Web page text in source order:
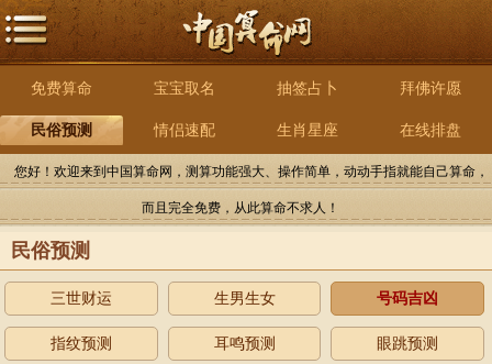
免费算命 宝宝取名 抽签占卜 拜佛许愿
民俗预测 情侣速配 生肖星座 在线排盘
您好！欢迎来到中国算命网，测算功能强大、操作简单，动动手指就能自己算命，
而且完全免费，从此算命不求人！
民俗预测
三世财运 生男生女 号码吉凶
指纹预测 耳鸣预测 眼跳预测